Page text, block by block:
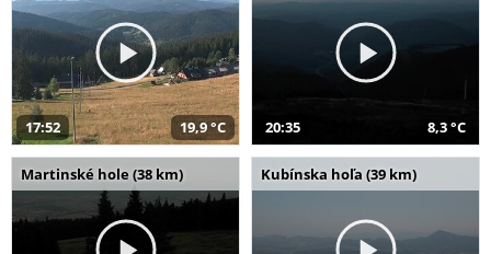
17:52 19,9 °C 20:35 8,3 °C
Martinské hole (38 km) Kubínska hoľa (39 km)